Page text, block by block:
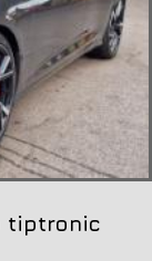
tiptronic